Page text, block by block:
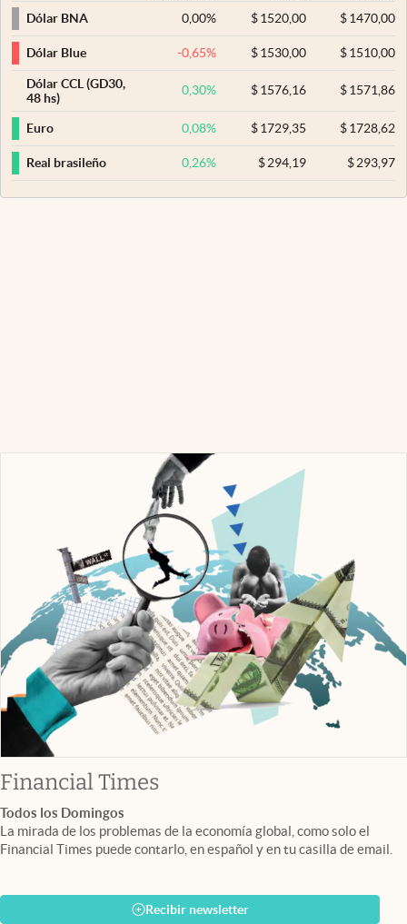
Dólar BNA
0,00% $ 1520,00 $1470,00
Dólar Blue -0,65% $ 1530,00 $1510,00
Dólar CCL (GD30,
48 hs)
0,30% $ 1576,16 $1571,86
Euro 0,08% $ 1729,35 $1728,62
Real brasileño 0,26% $ 294,19 $293,97
Financial Timesabre en nueva pestaña
Todos los Domingos
La mirada de los problemas de la economía global, como solo el
Financial Times puede contarlo, en español y en tu casilla de email.
Recibir newsletter